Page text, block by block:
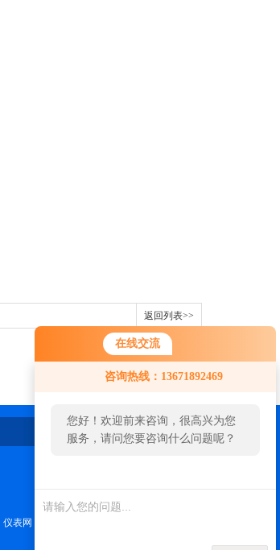
在线交流
咨询热线：13671892469
您好！欢迎前来咨询，很高兴为您
服务，请问您要咨询什么问题呢？
返回列表>>
在线留言 联系我们
仪表网